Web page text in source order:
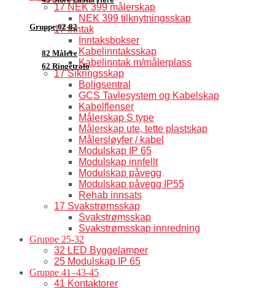
Gruppe 62-82
82 Målere
62 Ringetrafo
17 NEK 399 målerskap
NEK 399 tilknytningsskap
17 Inntak
Inntaksbokser
Kabelinntaksskap
Kabelinntak m/målerplass
17 Sikringsskap
Boligsentral
GCS Tavlesystem og Kabelskap
Kabelflenser
Målerskap S type
Målerskap ute, tette plastskap
Målersløyfer / kabel
Modulskap IP 65
Modulskap innfellt
Modulskap påvegg
Modulskap påvegg IP55
Rehab innsats
17 Svakstrømsskap
Svakstrømsskap
Svakstrømsskap innredning
Gruppe 25-32
32 LED Byggelamper
25 Modulskap IP 65
Gruppe 41–43-45
41 Kontaktorer